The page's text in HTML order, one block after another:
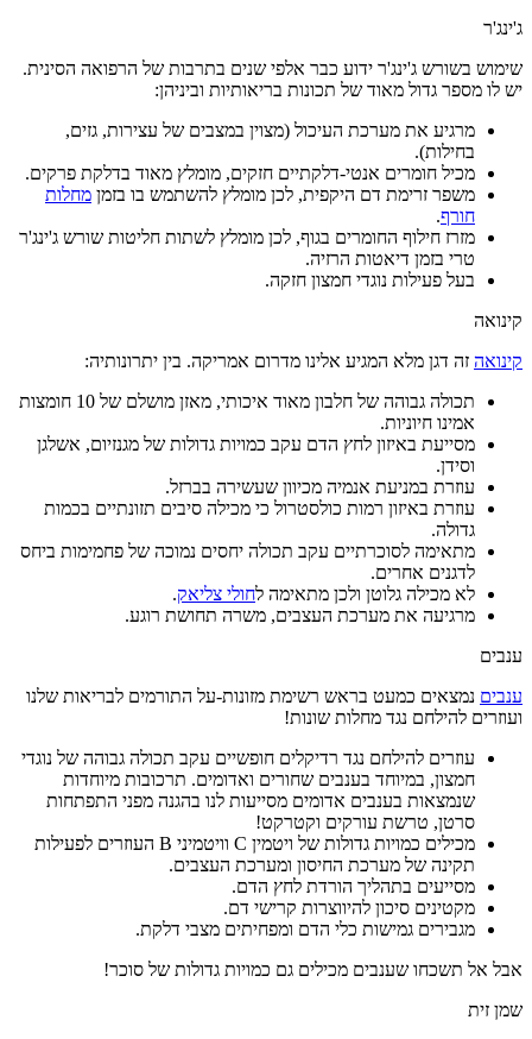
ג'ינג'ר
שימוש בשורש ג'ינג'ר ידוע כבר אלפי שנים בתרבות של הרפואה הסינית.
יש לו מספר גדול מאוד של תכונות בריאותיות וביניהן:
מרגיע את מערכת העיכול (מצוין במצבים של עצירות, גזים,
בחילות).
מכיל חומרים אנטי-דלקתיים חזקים, מומלץ מאוד בדלקת פרקים.
משפר זרימת דם היקפית, לכן מומלץ להשתמש בו בזמן מחלות
חורף.
מזרז חילוף החומרים בגוף, לכן מומלץ לשתות חליטות שורש ג'ינג'ר
טרי בזמן דיאטות הרזיה.
בעל פעילות נוגדי חמצון חזקה.
קינואה
קינואה זה דגן מלא המגיע אלינו מדרום אמריקה. בין יתרונותיה:
תכולה גבוהה של חלבון מאוד איכותי, מאזן מושלם של 10 חומצות
אמינו חיוניות.
מסייעת באיזון לחץ הדם עקב כמויות גדולות של מגנזיום, אשלגן
וסידן.
עוזרת במניעת אנמיה מכיוון שעשירה בברזל.
עוזרת באיזון רמות כולסטרול כי מכילה סיבים תזונתיים בכמות
גדולה.
מתאימה לסוכרתיים עקב תכולה יחסים נמוכה של פחמימות ביחס
לדגנים אחרים.
לא מכילה גלוטן ולכן מתאימה לחולי צליאק.
מרגיעה את מערכת העצבים, משרה תחושת רוגע.
ענבים
ענבים נמצאים כמעט בראש רשימת מזונות-על התורמים לבריאות שלנו
ועוזרים להילחם נגד מחלות שונות!
עוזרים להילחם נגד רדיקלים חופשיים עקב תכולה גבוהה של נוגדי
חמצון, במיוחד בענבים שחורים ואדומים. תרכובות מיוחדות
שנמצאות בענבים אדומים מסייעות לנו בהגנה מפני התפתחות
סרטן, טרשת עורקים וקטרקט!
מכילים כמויות גדולות של ויטמין C וויטמיני B העוזרים לפעילות
תקינה של מערכת החיסון ומערכת העצבים.
מסייעים בתהליך הורדת לחץ הדם.
מקטינים סיכון להיווצרות קרישי דם.
מגבירים גמישות כלי הדם ומפחיתים מצבי דלקת.
אבל אל תשכחו שענבים מכילים גם כמויות גדולות של סוכר!
שמן זית